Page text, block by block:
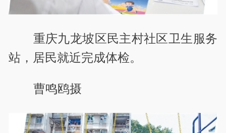
重庆九龙坡区民主村社区卫生服务
站，居民就近完成体检。
曹鸣鸥摄